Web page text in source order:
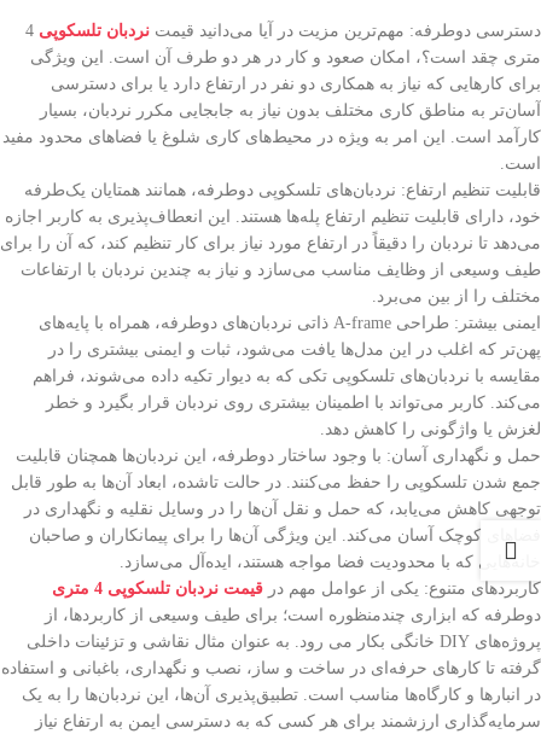
دسترسی دوطرفه: مهم‌ترین مزیت در آیا می‌دانید قیمت نردبان تلسکوپی 4
متری چقد است؟، امکان صعود و کار در هر دو طرف آن است. این ویژگی
برای کارهایی که نیاز به همکاری دو نفر در ارتفاع دارد یا برای دسترسی
آسان‌تر به مناطق کاری مختلف بدون نیاز به جابجایی مکرر نردبان، بسیار
کارآمد است. این امر به ویژه در محیط‌های کاری شلوغ یا فضاهای محدود مفید
است.
قابلیت تنظیم ارتفاع: نردبان‌های تلسکوپی دوطرفه، همانند همتایان یک‌طرفه
خود، دارای قابلیت تنظیم ارتفاع پله‌ها هستند. این انعطاف‌پذیری به کاربر اجازه
می‌دهد تا نردبان را دقیقاً در ارتفاع مورد نیاز برای کار تنظیم کند، که آن را برای
طیف وسیعی از وظایف مناسب می‌سازد و نیاز به چندین نردبان با ارتفاعات
مختلف را از بین می‌برد.
ایمنی بیشتر: طراحی A-frame ذاتی نردبان‌های دوطرفه، همراه با پایه‌های
پهن‌تر که اغلب در این مدل‌ها یافت می‌شود، ثبات و ایمنی بیشتری را در
مقایسه با نردبان‌های تلسکوپی تکی که به دیوار تکیه داده می‌شوند، فراهم
می‌کند. کاربر می‌تواند با اطمینان بیشتری روی نردبان قرار بگیرد و خطر
لغزش یا واژگونی را کاهش دهد.
حمل و نگهداری آسان: با وجود ساختار دوطرفه، این نردبان‌ها همچنان قابلیت
جمع شدن تلسکوپی را حفظ می‌کنند. در حالت تاشده، ابعاد آن‌ها به طور قابل
توجهی کاهش می‌یابد، که حمل و نقل آن‌ها را در وسایل نقلیه و نگهداری در
فضاهای کوچک آسان می‌کند. این ویژگی آن‌ها را برای پیمانکاران و صاحبان
خانه‌هایی که با محدودیت فضا مواجه هستند، ایده‌آل می‌سازد.
کاربردهای متنوع: یکی از عوامل مهم در قیمت نردبان‌ تلسکوپی 4 متری
دوطرفه که ابزاری چندمنظوره است؛ برای طیف وسیعی از کاربردها، از
پروژه‌های DIY خانگی بکار می رود. به عنوان مثال نقاشی و تزئینات داخلی
گرفته تا کارهای حرفه‌ای در ساخت و ساز، نصب و نگهداری، باغبانی و استفاده
در انبارها و کارگاه‌ها مناسب است. تطبیق‌پذیری آن‌ها، این نردبان‌ها را به یک
سرمایه‌گذاری ارزشمند برای هر کسی که به دسترسی ایمن به ارتفاع نیاز